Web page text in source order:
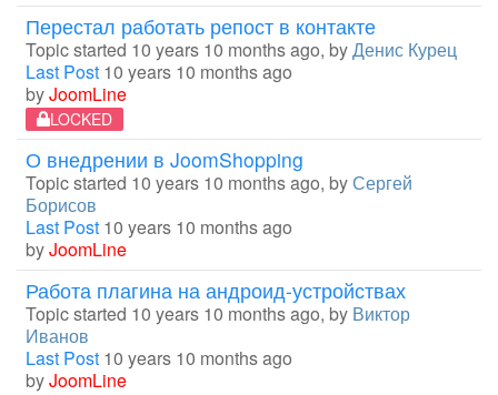
Перестал работать репост в контакте
Topic started 10 years 10 months ago, byДенис Курец
Last Post 10 years 10 months ago
byJoomLine
LOCKED
О внедрении в JoomShopping
Topic started 10 years 10 months ago, byСергей
Борисов
Last Post 10 years 10 months ago
byJoomLine
Работа плагина на андроид-устройствах
Topic started 10 years 10 months ago, by Виктор
Иванов
Last Post 10 years 10 months ago
byJoomLine